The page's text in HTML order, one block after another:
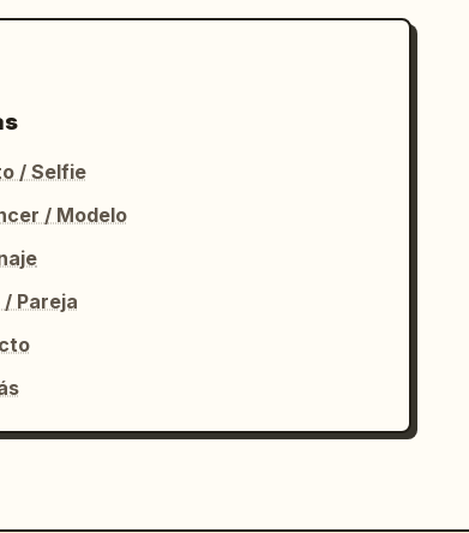
/ Selfie
/ Modelo
/ Pareja